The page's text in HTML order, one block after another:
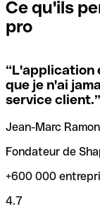
signifie que vous
locales.
Si vous n'êtes
utiliser, nous
codes SWIFT par
vérification/
trouver et vérifier
transferts
Ce qu'ils
pro
“L'application
que je n'ai
service client.”
Jean-Marc
Fondateur de
+600 000
4.7